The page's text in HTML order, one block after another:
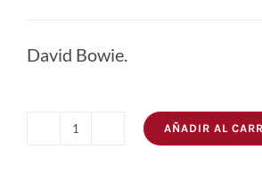
David Bowie.
AÑADIR AL